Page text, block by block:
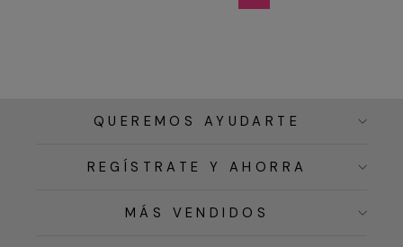
QUEREMOS AYUDARTE
REGÍSTRATE Y AHORRA
MÁS VENDIDOS